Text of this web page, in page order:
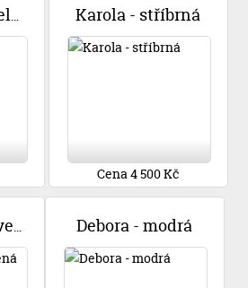
Pensy 7159 - melounová Karola - stříbrná
Cena 4 500 Kč
Červenka - červená Debora - modrá